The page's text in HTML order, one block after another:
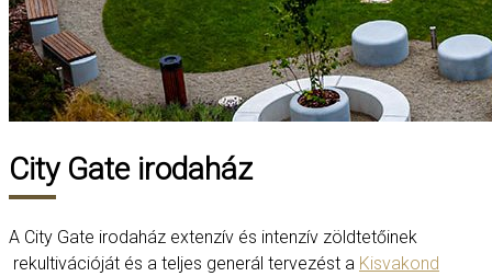
City Gate irodaház
A City Gate irodaház extenzív és intenzív zöldtetőinek
rekultivációját és a teljes generál tervezést a Kisvakond